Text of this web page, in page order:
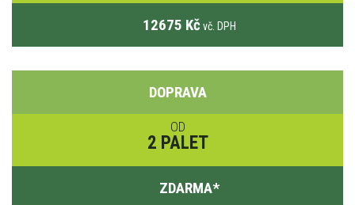
12675 Kč vč. DPH
DOPRAVA
OD
2 PALET
ZDARMA*